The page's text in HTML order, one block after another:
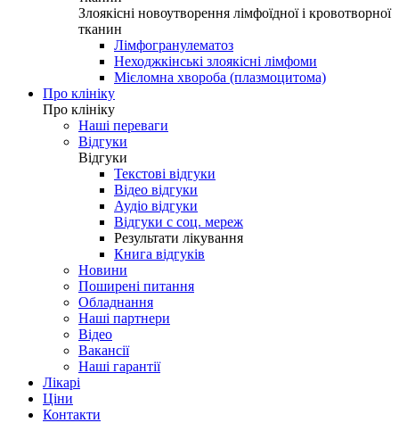
Злоякісні новоутворення лімфоїдної і кровотворної
тканин
Лімфогранулематоз
Неходжкінські злоякісні лімфоми
Мієломна хвороба (плазмоцитома)
Про клініку
Про клініку
Наші переваги
Відгуки
Відгуки
Текстові відгуки
Відео відгуки
Аудіо відгуки
Відгуки с соц. мереж
Результати лікування
Книга відгуків
Новини
Поширені питання
Обладнання
Наші партнери
Відео
Вакансії
Наші гарантії
Лікарі
Ціни
Контакти